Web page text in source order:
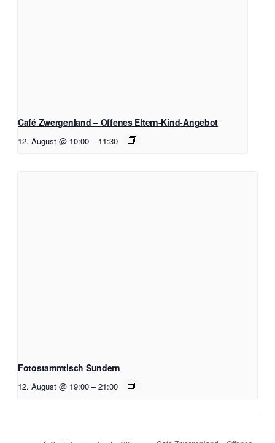
Café Zwergenland – Offenes Eltern-Kind-Angebot
12. August @ 10:00 – 11:30
Fotostammtisch Sundern
12. August @ 19:00 – 21:00